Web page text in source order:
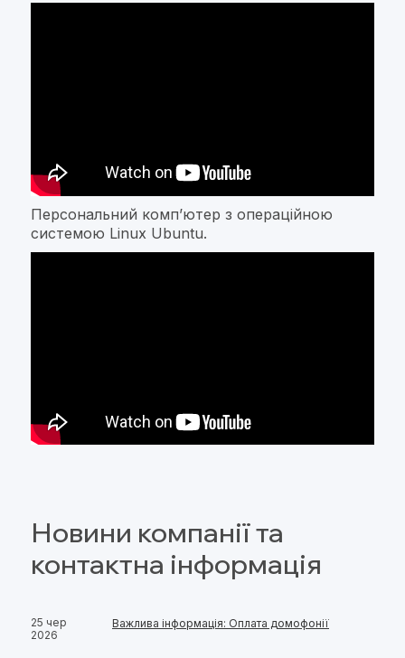
Персональний компʼютер з операційною
системою Linux Ubuntu.
Новини компанії та
контактна інформація
25 чер
2026
Важлива інформація: Оплата домофонії